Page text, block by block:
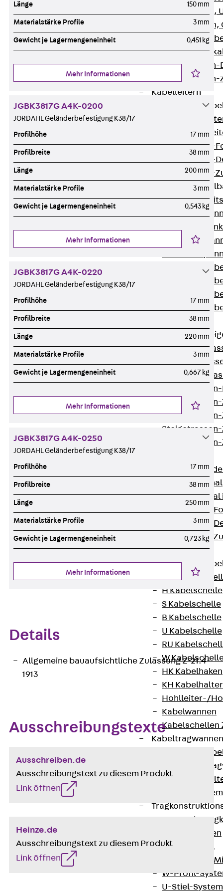
G Gitterbahn,
GI
GTD
GTDW
Gitterbahnen-
Kabelleitern
LGG
LGGS
Kabelleitern-
Kabelleitern-
Kabelleitern-
Zurück
WPL
WL
WPR
WLR
Steigetrassen
Zurück
STU
ST
LGG
Steigetrassen-
Steigetrassen-
Zurück
BK Bodenkanal
KLK
Bodenkanal-
Bodenkanal-
Bodenkanal-
Kabelschellen
Zurück
AC
H Kabelschelle
S Kabelschelle
B Kabelschelle
U Kabelschelle
RU
W
HK Kabelhaken
KH Kabelhalter
Hohlleiter-/
Kabelwannen
Kabelschellen
KTW
KBH
Zurück
Wandkonsolen
Deckenbügel
Zentral- und
W-Profil-
U-Stiel-System
Länge 150 mm
Materialstärke Profile 3 mm
Gewicht je Lagermengeneinheit 0,451 kg
Mehr Informationen
JGBK3817G A4K-0200
JORDAHL Geländerbefestigung K38/17
Profilhöhe 17 mm
Profilbreite 38 mm
Länge 200 mm
Materialstärke Profile 3 mm
Gewicht je Lagermengeneinheit 0,543 kg
Mehr Informationen
JGBK3817G A4K-0220
JORDAHL Geländerbefestigung K38/17
Profilhöhe 17 mm
Profilbreite 38 mm
Länge 220 mm
Materialstärke Profile 3 mm
Gewicht je Lagermengeneinheit 0,667 kg
Mehr Informationen
JGBK3817G A4K-0250
JORDAHL Geländerbefestigung K38/17
Profilhöhe 17 mm
Profilbreite 38 mm
Länge 250 mm
Materialstärke Profile 3 mm
Gewicht je Lagermengeneinheit 0,723 kg
Mehr Informationen
Details
Allgemeine bauaufsichtliche Zulassung Z-21.4-
1913
Ausschreibungstexte
Ausschreiben.de
Ausschreibungstext zu diesem Produkt
Link öffnen
Heinze.de
Ausschreibungstext zu diesem Produkt
Link öffnen